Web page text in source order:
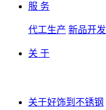
服 务
代工生产 新品开发
关 于
关于好饰到不锈钢